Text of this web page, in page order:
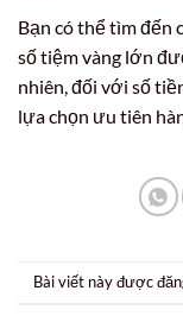
Bạn có thể tìm đến
số tiệm vàng lớn
nhiên, đối với số
lựa chọn ưu tiên
Bài viết này được